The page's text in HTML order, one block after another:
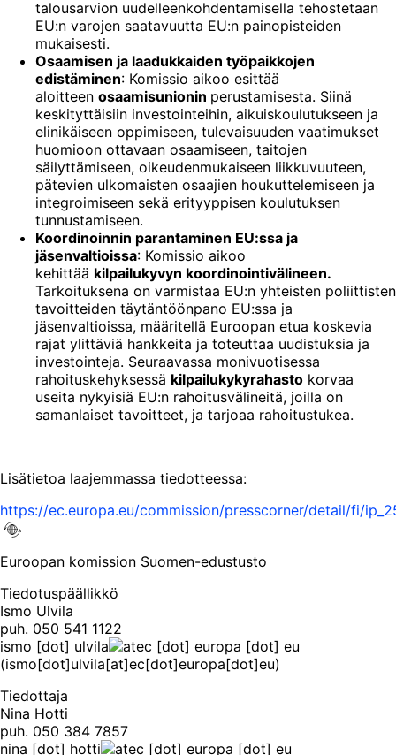
talousarvion uudelleenkohdentamisella tehostetaan
EU:n varojen saatavuutta EU:n painopisteiden
mukaisesti.
Osaamisen ja laadukkaiden työpaikkojen
edistäminen: Komissio aikoo esittää
aloitteen osaamisunionin perustamisesta. Siinä
keskityttäisiin investointeihin, aikuiskoulutukseen ja
elinikäiseen oppimiseen, tulevaisuuden vaatimukset
huomioon ottavaan osaamiseen, taitojen
säilyttämiseen, oikeudenmukaiseen liikkuvuuteen,
pätevien ulkomaisten osaajien houkuttelemiseen ja
integroimiseen sekä erityyppisen koulutuksen
tunnustamiseen.
Koordinoinnin parantaminen EU:ssa ja
jäsenvaltioissa: Komissio aikoo
kehittää kilpailukyvyn koordinointivälineen.
Tarkoituksena on varmistaa EU:n yhteisten poliittisten
tavoitteiden täytäntöönpano EU:ssa ja
jäsenvaltioissa, määritellä Euroopan etua koskevia
rajat ylittäviä hankkeita ja toteuttaa uudistuksia ja
investointeja. Seuraavassa monivuotisessa
rahoituskehyksessä kilpailukykyrahasto korvaa
useita nykyisiä EU:n rahoitusvälineitä, joilla on
samanlaiset tavoitteet, ja tarjoaa rahoitustukea.
Lisätietoa laajemmassa tiedotteessa:
https://ec.europa.eu/commission/presscorner/detail/fi/
Euroopan komission Suomen-edustusto
Tiedotuspäällikkö
Ismo Ulvila
puh. 050 541 1122
ismo [dot] ulvila ec [dot] europa [dot] eu
(ismo[dot]ulvila[at]ec[dot]europa[dot]eu)
Tiedottaja
Nina Hotti
puh. 050 384 7857
nina [dot] hotti ec [dot] europa [dot] eu